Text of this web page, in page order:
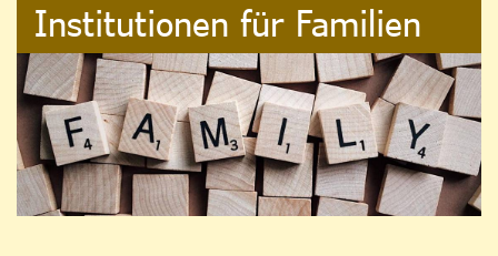
Institutionen für Familien